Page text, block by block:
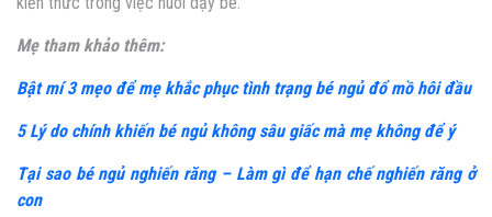
Mẹ tham khảo thêm:
Bật mí 3 mẹo để mẹ khắc phục tình trạng bé ngủ đổ mồ hôi đầu
5 Lý do chính khiến bé ngủ không sâu giấc mà mẹ không để ý
Tại sao bé ngủ nghiến răng – Làm gì để hạn chế nghiến răng ở
con